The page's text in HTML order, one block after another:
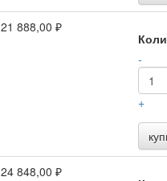
21 888,00 ₽
-
+
24 848,00 ₽